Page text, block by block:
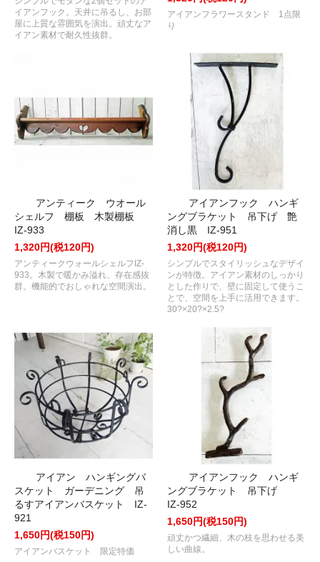
イアンフック。天井に吊るし、お部
屋に上質な雰囲気を演出。頑丈なア
イアン素材で耐久性抜群。
アイアンフラワースタンド 1点限
り
アンティーク ウオール
シェルフ 棚板 木製棚板
IZ-933
1,320円(税120円)
アンティークウォールシェルフIZ-
933。木製で暖かみ溢れ、存在感抜
群。機能的でおしゃれな空間演出。
アイアンフック ハンギ
ングブラケット 吊下げ 艶
消し黒 IZ-951
1,320円(税120円)
シンプルでスタイリッシュなデザイ
ンが特徴。アイアン素材のしっかり
とした作りで、壁に固定して使うこ
とで、空間を上手に活用できます。
30?×20?×2.5?
アイアン ハンギングバ
スケット ガーデニング 吊
るすアイアンバスケット IZ-
921
1,650円(税150円)
アイアンバスケット 限定特価
アイアンフック ハンギ
ングブラケット 吊下げ
IZ-952
1,650円(税150円)
頑丈かつ繊細、木の枝を思わせる美
しい曲線。